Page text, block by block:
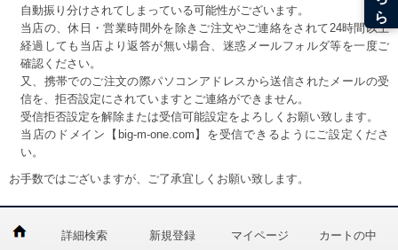
自動振り分けされてしまっている可能性がございます。
当店の、休日・営業時間外を除きご注文やご連絡をされて24時間以上
経過しても当店より返答が無い場合、迷惑メールフォルダ等を一度ご
確認ください。
又、携帯でのご注文の際パソコンアドレスから送信されたメールの受
信を、拒否設定にされていますとご連絡ができません。
受信拒否設定を解除または受信可能設定をよろしくお願い致します。
当店のドメイン【big-m-one.com】を受信できるようにご設定くださ
い。
お手数ではございますが、ご了承宜しくお願い致します。
詳細検索 新規登録 マイページ カートの中